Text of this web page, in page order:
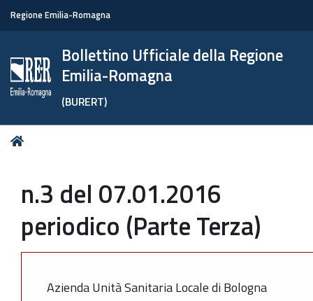
Regione Emilia-Romagna
Bollettino Ufficiale della Regione
Emilia-Romagna
(BURERT)
Tu
n.3 del 07.01.2016
periodico (Parte Terza)
Azienda Unità Sanitaria Locale di Bologna